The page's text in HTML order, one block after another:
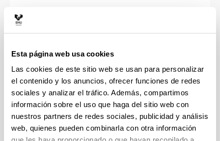
Esta página web usa cookies
Las cookies de este sitio web se usan para personalizar
el contenido y los anuncios, ofrecer funciones de redes
sociales y analizar el tráfico. Además, compartimos
información sobre el uso que haga del sitio web con
nuestros partners de redes sociales, publicidad y análisis
web, quienes pueden combinarla con otra información
9:30-9:45 Recepción
9:45-10:00 Bienvenida
· Matxalen Legarreta. UPV/EHU.
· Laura Ruiz. Economistas sin Fronteras
10:00-10:45 El trabajo de cuidados en